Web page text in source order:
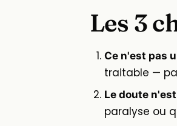
Les 3
Ce n'est pas
traitable —
Le doute
paralyse ou